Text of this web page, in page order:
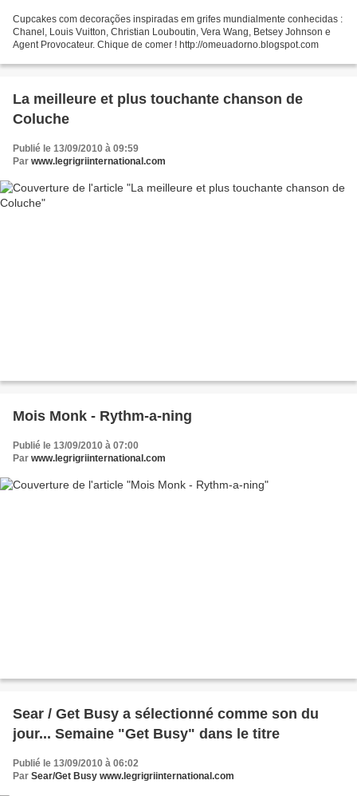
Cupcakes com decorações inspiradas em grifes mundialmente conhecidas :
Chanel, Louis Vuitton, Christian Louboutin, Vera Wang, Betsey Johnson e
Agent Provocateur. Chique de comer ! http://omeuadorno.blogspot.com
La meilleure et plus touchante chanson de
Coluche
Publié le 13/09/2010 à 09:59
Par www.legrigriinternational.com
Mois Monk - Rythm-a-ning
Publié le 13/09/2010 à 07:00
Par www.legrigriinternational.com
Sear / Get Busy a sélectionné comme son du
jour... Semaine "Get Busy" dans le titre
Publié le 13/09/2010 à 06:02
Par Sear/Get Busy www.legrigriinternational.com